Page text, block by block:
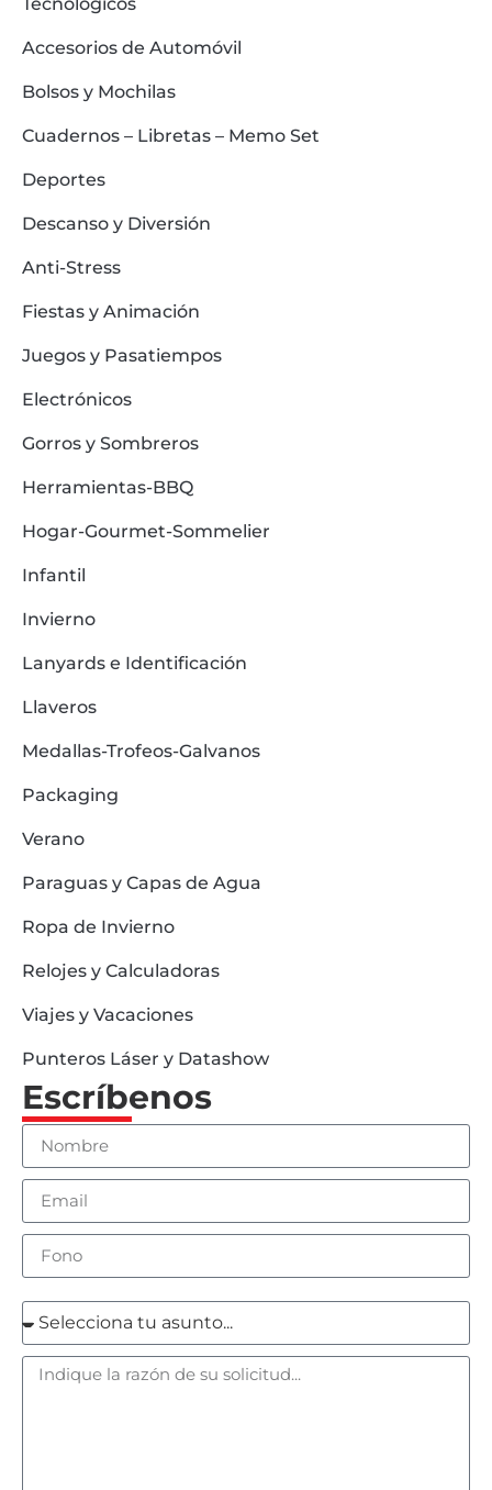
Accesorios de Automóvil
Bolsos y Mochilas
Cuadernos – Libretas – Memo Set
Deportes
Descanso y Diversión
Anti-Stress
Fiestas y Animación
Juegos y Pasatiempos
Electrónicos
Gorros y Sombreros
Herramientas-BBQ
Hogar-Gourmet-Sommelier
Infantil
Invierno
Lanyards e Identificación
Llaveros
Medallas-Trofeos-Galvanos
Packaging
Verano
Paraguas y Capas de Agua
Ropa de Invierno
Relojes y Calculadoras
Viajes y Vacaciones
Punteros Láser y Datashow
Escríbenos